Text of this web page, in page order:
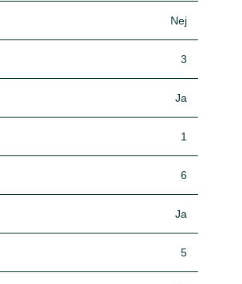
Nej
3
Ja
1
6
Ja
5